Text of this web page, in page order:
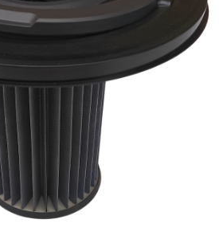
klicken